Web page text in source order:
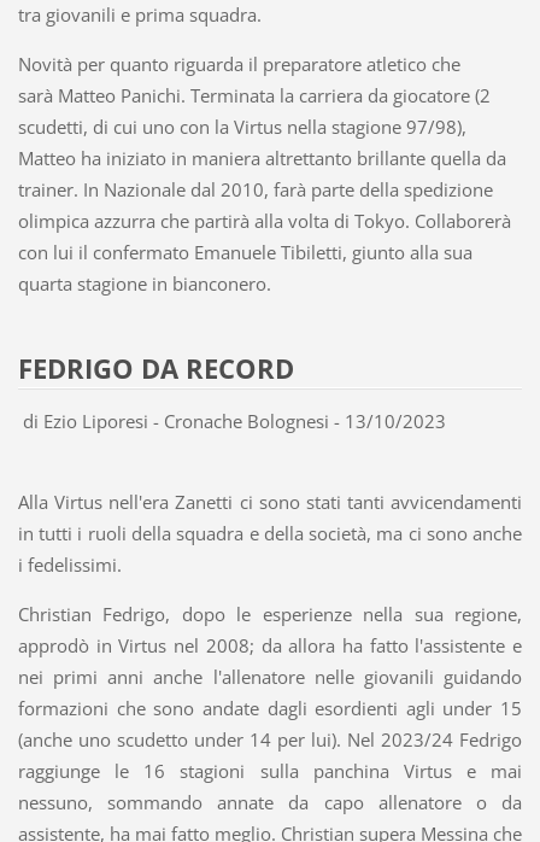
tra giovanili e prima squadra.
Novità per quanto riguarda il preparatore atletico che
sarà Matteo Panichi. Terminata la carriera da giocatore (2
scudetti, di cui uno con la Virtus nella stagione 97/98),
Matteo ha iniziato in maniera altrettanto brillante quella da
trainer. In Nazionale dal 2010, farà parte della spedizione
olimpica azzurra che partirà alla volta di Tokyo. Collaborerà
con lui il confermato Emanuele Tibiletti, giunto alla sua
quarta stagione in bianconero.
FEDRIGO DA RECORD
di Ezio Liporesi - Cronache Bolognesi - 13/10/2023
Alla Virtus nell'era Zanetti ci sono stati tanti avvicendamenti
in tutti i ruoli della squadra e della società, ma ci sono anche
i fedelissimi.
Christian Fedrigo, dopo le esperienze nella sua regione,
approdò in Virtus nel 2008; da allora ha fatto l'assistente e
nei primi anni anche l'allenatore nelle giovanili guidando
formazioni che sono andate dagli esordienti agli under 15
(anche uno scudetto under 14 per lui). Nel 2023/24 Fedrigo
raggiunge le 16 stagioni sulla panchina Virtus e mai
nessuno, sommando annate da capo allenatore o da
assistente, ha mai fatto meglio. Christian supera Messina che